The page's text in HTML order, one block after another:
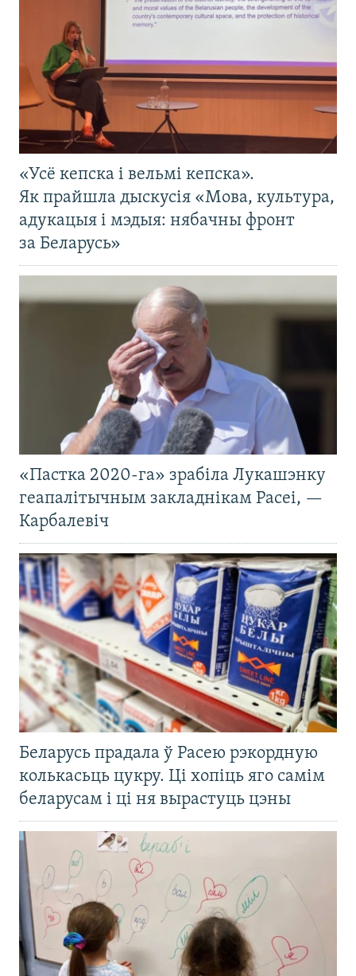
«Усё кепска і вельмі кепска».
Як прайшла дыскусія «Мова, культура,
адукацыя і мэдыя: нябачны фронт
за Беларусь»
«Пастка 2020-га» зрабіла Лукашэнку
геапалітычным закладнікам Расеі, —
Карбалевіч
Беларусь прадала ў Расею рэкордную
колькасьць цукру. Ці хопіць яго самім
беларусам і ці ня вырастуць цэны